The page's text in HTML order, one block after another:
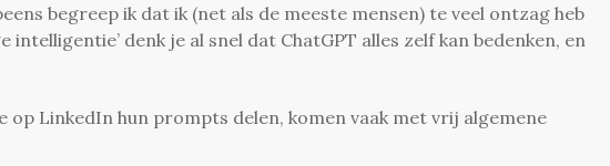
begreep ik dat ik (net als de meeste mensen) te veel ontzag heb
denk je al snel dat ChatGPT alles zelf kan bedenken, en
op LinkedIn hun prompts delen, komen vaak met vrij algemene